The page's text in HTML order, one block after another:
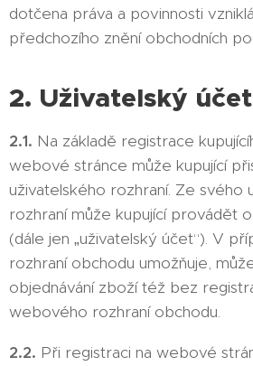
dotčena práva a povinnosti
předchozího znění obchodních
2. Uživatelský účet
2.1. Na základě registrace
webové stránce může kupující
uživatelského rozhraní. Ze svého
rozhraní může kupující provádět
(dále jen „uživatelský účet“). V
rozhraní obchodu umožňuje,
objednávání zboží též bez
webového rozhraní obchodu.
2.2. Při registraci na webové